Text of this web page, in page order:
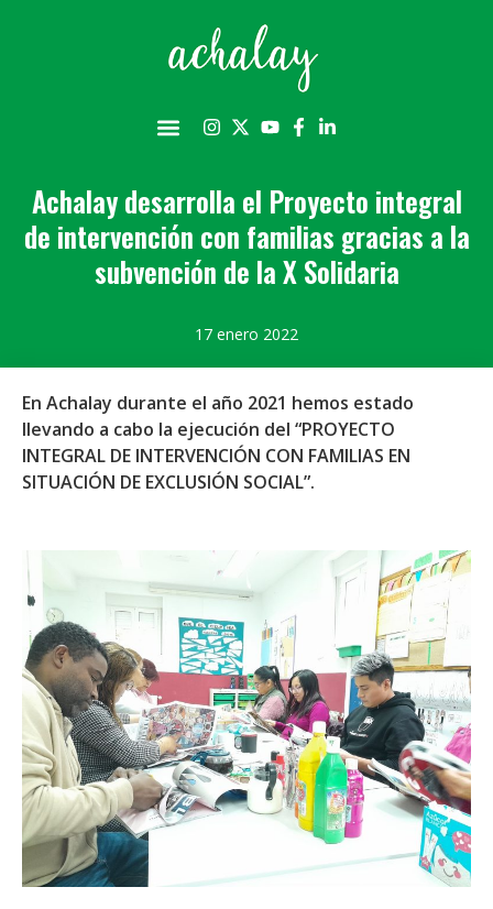
Achalay desarrolla el Proyecto integral
de intervención con familias gracias a la
subvención de la X Solidaria
17 enero 2022
En Achalay durante el año 2021 hemos estado
llevando a cabo la ejecución del “PROYECTO
INTEGRAL DE INTERVENCIÓN CON FAMILIAS EN
SITUACIÓN DE EXCLUSIÓN SOCIAL”.